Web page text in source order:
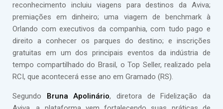
reconhecimento incluiu viagens para destinos da Aviva;
premiações em dinheiro; uma viagem de benchmark à
Orlando com executivos da companhia, com tudo pago e
direito a conhecer os parques do destino; e inscrições
gratuitas em um dos principais eventos da indústria de
tempo compartilhado do Brasil, o Top Seller, realizado pela
RCI, que acontecerá esse ano em Gramado (RS).
Segundo Bruna Apolinário, diretora de Fidelização da